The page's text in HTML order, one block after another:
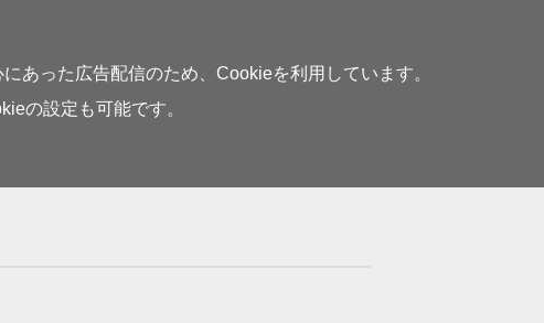
あった広告配信のため、Cookieを利用しています。
の設定も可能です。